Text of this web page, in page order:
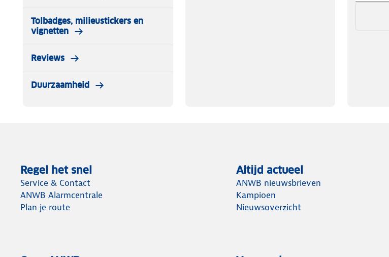
Tolbadges, milieustickers en
vignetten
Reviews
Duurzaamheid
Regel het snel
Service & Contact
ANWB Alarmcentrale
Plan je route
Altijd actueel
ANWB nieuwsbrieven
Kampioen
Nieuwsoverzicht